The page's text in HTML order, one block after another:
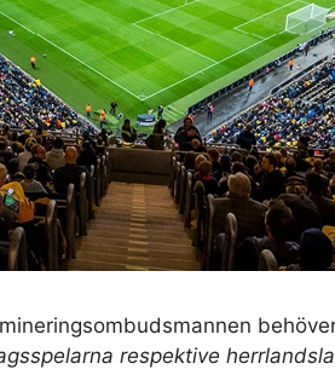
respektive